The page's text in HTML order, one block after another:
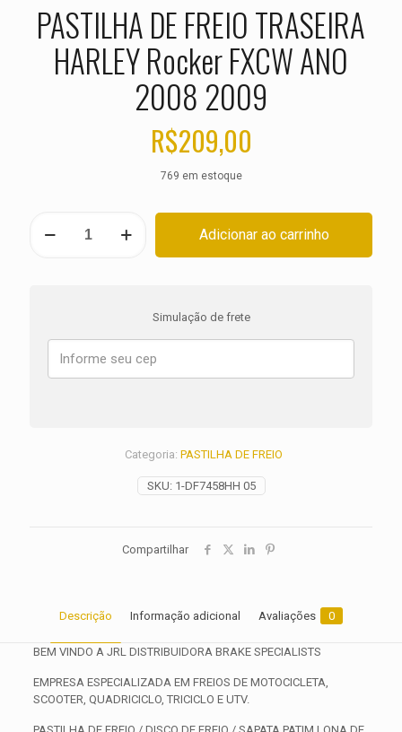
PASTILHA DE FREIO TRASEIRA
HARLEY Rocker FXCW ANO
2008 2009
R$209,00
769 em estoque
ANO
2009
Adicionar ao carrinho
Simulação de frete
SKU: 1-DF7458HH 05
Categoria: PASTILHA DE FREIO
Compartilhar
Descrição Informação adicional Avaliações 0
BEM VINDO A JRL DISTRIBUIDORA BRAKE SPECIALISTS
EMPRESA ESPECIALIZADA EM FREIOS DE MOTOCICLETA,
SCOOTER, QUADRICICLO, TRICICLO E UTV.